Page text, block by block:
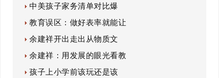
中美孩子家务清单对比爆
教育误区：做好表率就能让
余建祥开出走出从物质文
余建祥：用发展的眼光看教
孩子上小学前该玩还是该